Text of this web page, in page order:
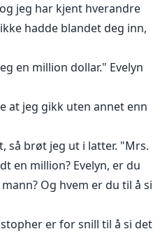
jeg har kjent hverandre
hadde blandet deg inn,
en million dollar." Evelyn
at jeg gikk uten annet enn
så brøt jeg ut i latter. "Mrs.
en million? Evelyn, er du
Og hvem er du til å si
er for snill til å si det